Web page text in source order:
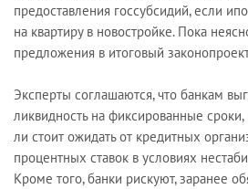
предоставления госсубсидий, если
на квартиру в новостройке. Пока
предложения в итоговый
Эксперты соглашаются, что банкам
ликвидность на фиксированные
ли стоит ожидать от кредитных
процентных ставок в условиях
Кроме того, банки рискуют, заранее